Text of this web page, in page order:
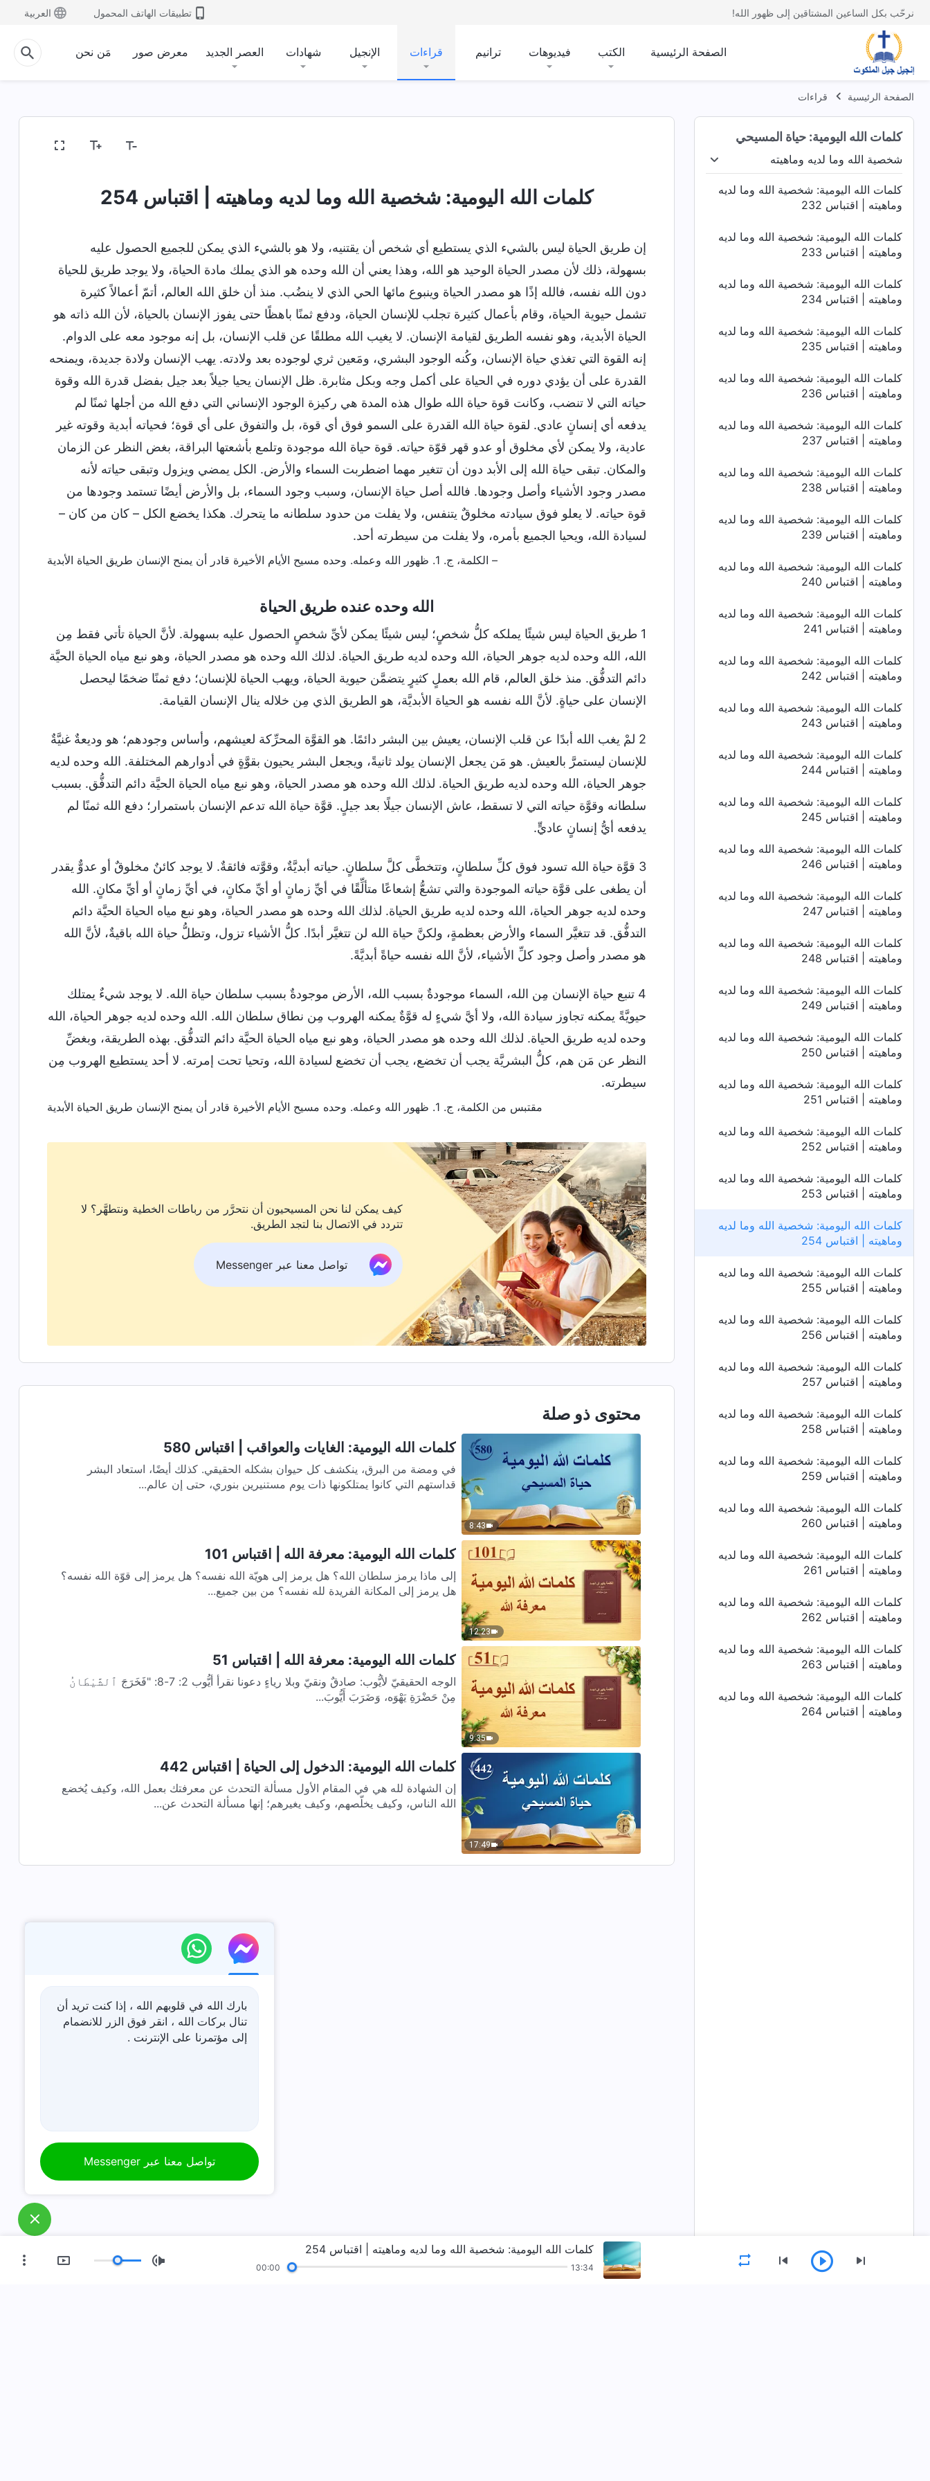
نرحّب بكل الساعين المشتاقين إلى ظهور الله! تطبيقات الهاتف المحمول العربية
الصفحة الرئيسية الكتب فيديوهات ترانيم قراءات الإنجيل شهادات العصر الجديد معرض صور مَن نحن
الصفحة الرئيسية قراءات
كلمات الله اليومية: حياة المسيحي
شخصية الله وما لديه وماهيته
شخصية الله وما لديه وماهيته أسرار عن الكتاب المقدَّس
كلمات الله اليومية: شخصية الله وما لديه
وماهيته | اقتباس 232
كلمات الله اليومية: شخصية الله وما لديه
وماهيته | اقتباس 233
كلمات الله اليومية: شخصية الله وما لديه
وماهيته | اقتباس 234
كلمات الله اليومية: شخصية الله وما لديه
وماهيته | اقتباس 235
كلمات الله اليومية: شخصية الله وما لديه
وماهيته | اقتباس 236
كلمات الله اليومية: شخصية الله وما لديه
وماهيته | اقتباس 237
كلمات الله اليومية: شخصية الله وما لديه
وماهيته | اقتباس 238
كلمات الله اليومية: شخصية الله وما لديه
وماهيته | اقتباس 239
كلمات الله اليومية: شخصية الله وما لديه
وماهيته | اقتباس 240
كلمات الله اليومية: شخصية الله وما لديه
وماهيته | اقتباس 241
كلمات الله اليومية: شخصية الله وما لديه
وماهيته | اقتباس 242
كلمات الله اليومية: شخصية الله وما لديه
وماهيته | اقتباس 243
كلمات الله اليومية: شخصية الله وما لديه
وماهيته | اقتباس 244
كلمات الله اليومية: شخصية الله وما لديه
وماهيته | اقتباس 245
كلمات الله اليومية: شخصية الله وما لديه
وماهيته | اقتباس 246
كلمات الله اليومية: شخصية الله وما لديه
وماهيته | اقتباس 247
كلمات الله اليومية: شخصية الله وما لديه
وماهيته | اقتباس 248
كلمات الله اليومية: شخصية الله وما لديه
وماهيته | اقتباس 249
كلمات الله اليومية: شخصية الله وما لديه
وماهيته | اقتباس 250
كلمات الله اليومية: شخصية الله وما لديه
وماهيته | اقتباس 251
كلمات الله اليومية: شخصية الله وما لديه
وماهيته | اقتباس 252
كلمات الله اليومية: شخصية الله وما لديه
وماهيته | اقتباس 253
كلمات الله اليومية: شخصية الله وما لديه
وماهيته | اقتباس 254
كلمات الله اليومية: شخصية الله وما لديه
وماهيته | اقتباس 255
كلمات الله اليومية: شخصية الله وما لديه
وماهيته | اقتباس 256
كلمات الله اليومية: شخصية الله وما لديه
وماهيته | اقتباس 257
كلمات الله اليومية: شخصية الله وما لديه
وماهيته | اقتباس 258
كلمات الله اليومية: شخصية الله وما لديه
وماهيته | اقتباس 259
كلمات الله اليومية: شخصية الله وما لديه
وماهيته | اقتباس 260
كلمات الله اليومية: شخصية الله وما لديه
وماهيته | اقتباس 261
كلمات الله اليومية: شخصية الله وما لديه
وماهيته | اقتباس 262
كلمات الله اليومية: شخصية الله وما لديه
وماهيته | اقتباس 263
كلمات الله اليومية: شخصية الله وما لديه
وماهيته | اقتباس 264
كلمات الله اليومية: شخصية الله وما لديه وماهيته | اقتباس 254
إن طريق الحياة ليس بالشيء الذي يستطيع أي شخص أن يقتنيه، ولا هو بالشيء الذي يمكن للجميع الحصول عليه
بسهولة، ذلك لأن مصدر الحياة الوحيد هو الله، وهذا يعني أن الله وحده هو الذي يملك مادة الحياة، ولا يوجد طريق للحياة
دون الله نفسه، فالله إذًا هو مصدر الحياة وينبوع مائها الحي الذي لا ينضُب. منذ أن خلق الله العالم، أتمّ أعمالاً كثيرة
تشمل حيوية الحياة، وقام بأعمال كثيرة تجلب للإنسان الحياة، ودفع ثمنًا باهظًا حتى يفوز الإنسان بالحياة، لأن الله ذاته هو
الحياة الأبدية، وهو نفسه الطريق لقيامة الإنسان. لا يغيب الله مطلقًا عن قلب الإنسان، بل إنه موجود معه على الدوام.
إنه القوة التي تغذي حياة الإنسان، وكُنه الوجود البشري، ومَعين ثري لوجوده بعد ولادته. يهب الإنسان ولادة جديدة، ويمنحه
القدرة على أن يؤدي دوره في الحياة على أكمل وجه وبكل مثابرة. ظل الإنسان يحيا جيلاً بعد جيل بفضل قدرة الله وقوة
حياته التي لا تنضب، وكانت قوة حياة الله طوال هذه المدة هي ركيزة الوجود الإنساني التي دفع الله من أجلها ثمنًا لم
يدفعه أي إنسانٍ عادي. لقوة حياة الله القدرة على السمو فوق أي قوة، بل والتفوق على أي قوة؛ فحياته أبدية وقوته غير
عادية، ولا يمكن لأي مخلوق أو عدو قهر قوّة حياته. قوة حياة الله موجودة وتلمع بأشعتها البراقة، بغض النظر عن الزمان
والمكان. تبقى حياة الله إلى الأبد دون أن تتغير مهما اضطربت السماء والأرض. الكل يمضي ويزول وتبقى حياته لأنه
مصدر وجود الأشياء وأصل وجودها. فالله أصل حياة الإنسان، وسبب وجود السماء، بل والأرض أيضًا تستمد وجودها من
قوة حياته. لا يعلو فوق سيادته مخلوقٌ يتنفس، ولا يفلت من حدود سلطانه ما يتحرك. هكذا يخضع الكل – كان من كان –
لسيادة الله، ويحيا الجميع بأمره، ولا يفلت من سيطرته أحد.
– الكلمة، ج. 1. ظهور الله وعمله. وحده مسيح الأيام الأخيرة قادر أن يمنح الإنسان طريق الحياة الأبدية
الله وحده عنده طريق الحياة
1 طريق الحياة ليس شيئًا يملكه كلُّ شخصٍ؛ ليس شيئًا يمكن لأيِّ شخصٍ الحصول عليه بسهولة. لأنَّ الحياة تأتي فقط مِن
الله، الله وحده لديه جوهر الحياة، الله وحده لديه طريق الحياة. لذلك الله وحده هو مصدر الحياة، وهو نبع مياه الحياة الحيَّة
دائم التدفُّق. منذ خلق العالم، قام الله بعملٍ كثيرٍ يتضمَّن حيوية الحياة، ويهب الحياة للإنسان؛ دفع ثمنًا ضخمًا ليحصل
الإنسان على حياةٍ. لأنَّ الله نفسه هو الحياة الأبديَّة، هو الطريق الذي مِن خلاله ينال الإنسان القيامة.
2 لمْ يغب الله أبدًا عن قلب الإنسان، يعيش بين البشر دائمًا. هو القوَّة المحرِّكة لعيشهم، وأساس وجودهم؛ هو وديعةٌ غنيَّةٌ
للإنسان ليستمرَّ بالعيش. هو مَن يجعل الإنسان يولد ثانيةً، ويجعل البشر يحيون بقوَّةٍ في أدوارهم المختلفة. الله وحده لديه
جوهر الحياة، الله وحده لديه طريق الحياة. لذلك الله وحده هو مصدر الحياة، وهو نبع مياه الحياة الحيَّة دائم التدفُّق. بسبب
سلطانه وقوَّة حياته التي لا تسقط، عاش الإنسان جيلًا بعد جيلٍ. قوَّة حياة الله تدعم الإنسان باستمرار؛ دفع الله ثمنًا لم
يدفعه أيُّ إنسانٍ عاديٍّ.
3 قوَّة حياة الله تسود فوق كلِّ سلطانٍ، وتتخطَّى كلَّ سلطانٍ. حياته أبديَّةٌ، وقوَّته فائقةٌ. لا يوجد كائنٌ مخلوقٌ أو عدوٌّ يقدر
أن يطغى على قوَّة حياته الموجودة والتي تشعُّ إشعاعًا متألِّقًا في أيِّ زمانٍ أو أيِّ مكانٍ، في أيِّ زمانٍ أو أيِّ مكانٍ. الله
وحده لديه جوهر الحياة، الله وحده لديه طريق الحياة. لذلك الله وحده هو مصدر الحياة، وهو نبع مياه الحياة الحيَّة دائم
التدفُّق. قد تتغيَّر السماء والأرض بعظمةٍ، ولكنَّ حياة الله لن تتغيَّر أبدًا. كلُّ الأشياء تزول، وتظلُّ حياة الله باقيةٌ، لأنَّ الله
هو مصدر وأصل وجود كلِّ الأشياء، لأنَّ الله نفسه حياةً أبديَّةً.
4 تنبع حياة الإنسان مِن الله، السماء موجودةٌ بسبب الله، الأرض موجودةٌ بسبب سلطان حياة الله. لا يوجد شيءٌ يمتلك
حيويَّةً يمكنه تجاوز سيادة الله، ولا أيَّ شيءٍ له قوَّةٌ يمكنه الهروب مِن نطاق سلطان الله. الله وحده لديه جوهر الحياة، الله
وحده لديه طريق الحياة. لذلك الله وحده هو مصدر الحياة، وهو نبع مياه الحياة الحيَّة دائم التدفُّق. بهذه الطريقة، وبغضِّ
النظر عن مَن هم، كلُّ البشريَّة يجب أن تخضع، يجب أن تخضع لسيادة الله، وتحيا تحت إمرته. لا أحد يستطيع الهروب مِن
سيطرته.
مقتبس من الكلمة، ج. 1. ظهور الله وعمله. وحده مسيح الأيام الأخيرة قادر أن يمنح الإنسان طريق الحياة الأبدية
كيف يمكن لنا نحن المسيحيون أن نتحرَّر من رباطات الخطية ونتطهَّر؟ لا
تتردد في الاتصال بنا لتجد الطريق.
تواصل معنا عبر Messenger
محتوى ذو صلة
8:43
كلمات الله اليومية: الغايات والعواقب | اقتباس 580
في ومضة من البرق، ينكشف كل حيوان بشكله الحقيقي. كذلك أيضًا، استعاد البشر
قداستهم التي كانوا يمتلكونها ذات يوم مستنيرين بنوري، حتى إن عالم...
12:23
كلمات الله اليومية: معرفة الله | اقتباس 101
إلى ماذا يرمز سلطان الله؟ هل يرمز إلى هويّة الله نفسه؟ هل يرمز إلى قوّة الله نفسه؟
هل يرمز إلى المكانة الفريدة لله نفسه؟ من بين جميع...
9:35
كلمات الله اليومية: معرفة الله | اقتباس 51
الوجه الحقيقيّ لأيُّوب: صادقٌ ونقيّ وبلا رياءٍ دعونا نقرأ أيُّوب 2: 7-8: "فَخَرَجَ ٱلشَّيْطَانُ
مِنْ حَضْرَةِ يَهْوَه، وَضَرَبَ أَيُّوبَ...
17:49
كلمات الله اليومية: الدخول إلى الحياة | اقتباس 442
إن الشهادة لله هي في المقام الأول مسألة التحدث عن معرفتك بعمل الله، وكيف يُخضع
الله الناس، وكيف يخلّصهم، وكيف يغيرهم؛ إنها مسألة التحدث عن...
بارك الله في قلوبهم الله ، إذا كنت تريد أن
تنال بركات الله ، انقر فوق الزر للانضمام
إلى مؤتمرنا على الإنترنت .
تواصل معنا عبر Messenger
كلمات الله اليومية: شخصية الله وما لديه وماهيته | اقتباس 254
00:00 13:34